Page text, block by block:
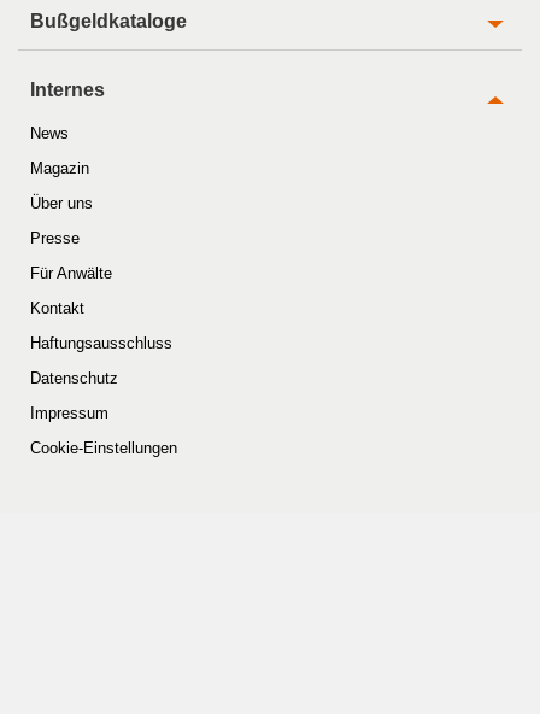
Bußgeldkataloge
Internes
News
Magazin
Über uns
Presse
Für Anwälte
Kontakt
Haftungsausschluss
Datenschutz
Impressum
Cookie-Einstellungen